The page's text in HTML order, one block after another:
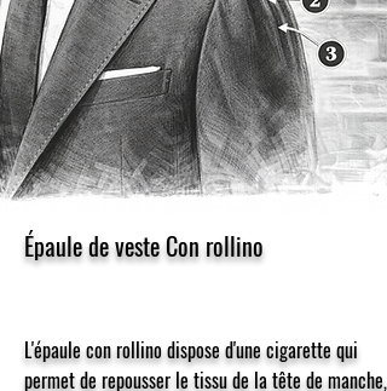
Épaule de veste Con rollino
​L'épaule con rollino dispose d'une cigarette qui
permet de repousser le tissu de la tête de manche,